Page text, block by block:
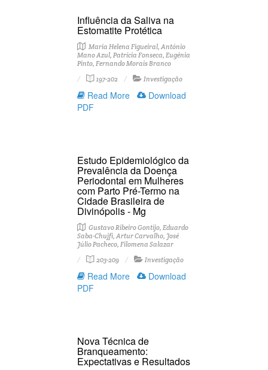
Influência da Saliva na
Estomatite Protética
Maria Helena Figueiral, António
Mano Azul, Patrícia Fonseca, Eugénia
Pinto, Fernando Morais Branco
197-202
Investigação
Read More
Download
PDF
Estudo Epidemiológico da
Prevalência da Doença
Periodontal em Mulheres
com Parto Pré-Termo na
Cidade Brasileira de
Divinópolis - Mg
Gustavo Ribeiro Gontijo, Eduardo
Saba-Chujfi, Artur Carvalho, José
Júlio Pacheco, Filomena Salazar
203-209
Investigação
Read More
Download
PDF
Nova Técnica de
Branqueamento:
Expectativas e Resultados